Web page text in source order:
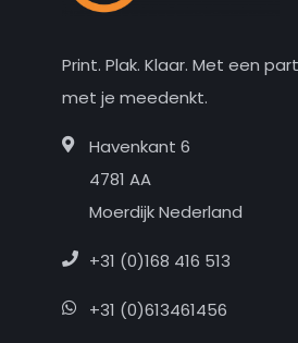
Print. Plak. Klaar. Met een
met je meedenkt.
Havenkant 6
4781 AA
Moerdijk Nederland
+31 (0)168 416 513
+31 (0)613461456